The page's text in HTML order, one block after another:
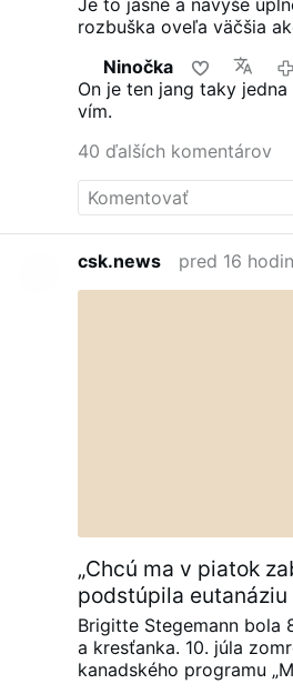
Je to jasné a navyše
rozbuška oveľa väčšia
Ninočka
On je ten jang taky
vím.
40 ďalších komentárov
csk.news pred 16
„Chcú ma v piatok
podstúpila eutanáziu
Brigitte Stegemann bola
a kresťanka. 10. júla
kanadského programu